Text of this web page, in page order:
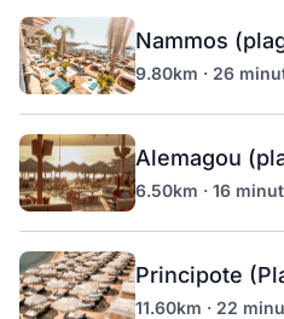
Nammos
9.80km · 26
Alemagou
6.50km · 16
Principote
11.60km · 22